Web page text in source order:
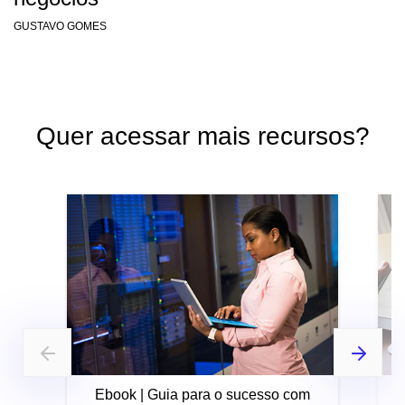
GUSTAVO GOMES
Quer acessar mais recursos?
Ebook | Guia para o sucesso com